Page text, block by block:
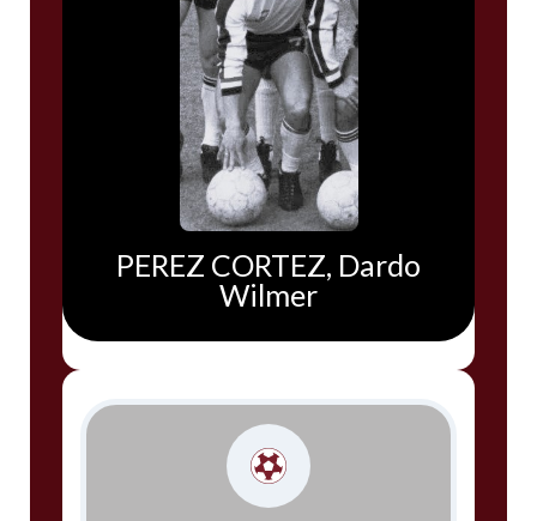
PEREZ CORTEZ, Dardo
Wilmer